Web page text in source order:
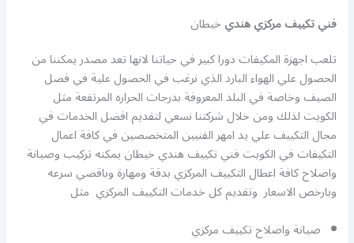
فني تكييف مركزي هنديخيطان
تلعب اجهزة المكيفات دورا كبير في حياتنا لانها تعد مصدر يمكننا من
الحصول علي الهواء البارد الذي نرغب في الحصول علية في فصل
الصيف وخاصة في البلد المعروفة بدرجات الحراره المرتفعة مثل
الكويت لذلك ومن خلال شركتنا نسعي لتقديم افضل الخدمات في
مجال التكييف علي يد امهر الفنيين المتخصصين في كافة اعمال
التكيفات في الكويت فني تكييف هندي خيطان يمكنه تركيب وصيانة
واصلاح كافة اعطال التكييف المركزي بدقة ومهارة وباقصي سرعه
وبارخص الاسعار وتقديم كل خدمات التكييف المركزي مثل
صيانة واصلاح تكييف مركزي